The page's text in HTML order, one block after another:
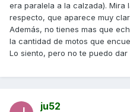
era paralela a la calzada). Mira
respecto, que aparece muy
Además, no tienes mas que
la cantidad de motos que
Lo siento, pero no te puedo dar
ju52